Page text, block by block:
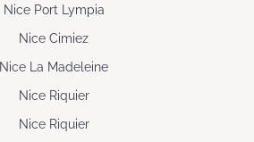
Nice Port Lympia
Nice Cimiez
Nice La Madeleine
Nice Riquier
Nice Riquier